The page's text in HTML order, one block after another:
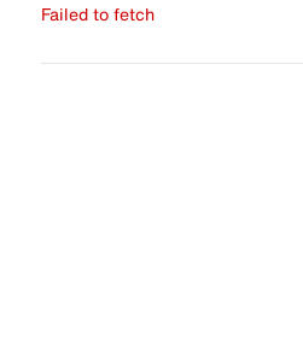
Failed to fetch